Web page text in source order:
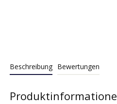
Beschreibung Bewertungen